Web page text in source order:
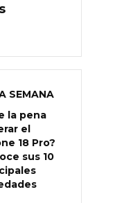
SEMANA
la pena
el
18 Pro?
sus 10